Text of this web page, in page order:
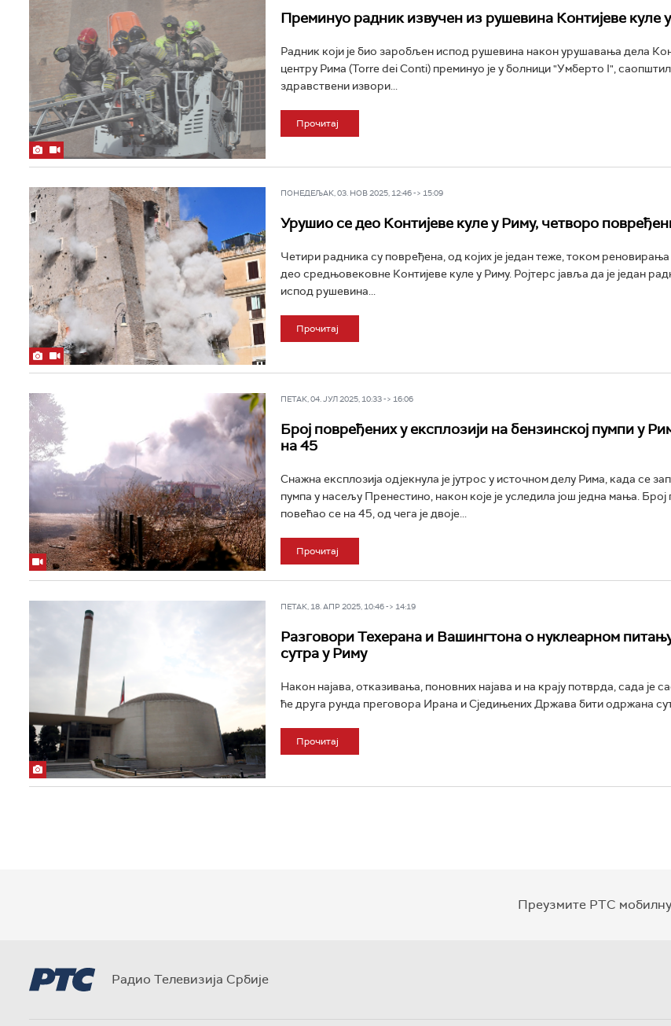
Преминуо радник извучен из рушевина Контијеве куле
Радник који је био заробљен испод рушевина након урушавања дела
центру Рима (Torre dei Conti) преминуо је у болници "Умберто I",
здравствени извори...
Прочитај
ПОНЕДЕЉАК, 03. НОВ 2025, 12:46 -> 15:09
Урушио се део Контијеве куле у Риму, четворо
Четири радника су повређена, од којих је један теже, током
део средњовековне Контијеве куле у Риму. Ројтерс јавља да је један
испод рушевина...
Прочитај
ПЕТАК, 04. ЈУЛ 2025, 10:33 -> 16:06
Број повређених у експлозији на бензинској пумпи у
на 45
Снажна експлозија одјекнула је јутрос у источном делу Рима, када се
пумпа у насељу Пренестино, након које је уследила још једна мања.
повећао се на 45, од чега је двоје...
Прочитај
ПЕТАК, 18. АПР 2025, 10:46 -> 14:19
Разговори Техерана и Вашингтона о нуклеарном
сутра у Риму
Након најава, отказивања, поновних најава и на крају потврда, сада је
ће друга рунда преговора Ирана и Сједињених Држава бити одржана
Прочитај
Преузмите РТС мобилну
Радио Телевизија Србије